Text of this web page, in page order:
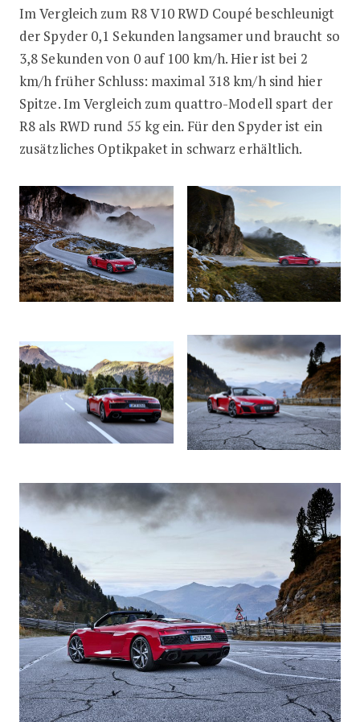
Im Vergleich zum R8 V10 RWD Coupé beschleunigt
der Spyder 0,1 Sekunden langsamer und braucht so
3,8 Sekunden von 0 auf 100 km/h. Hier ist bei 2
km/h früher Schluss: maximal 318 km/h sind hier
Spitze. Im Vergleich zum quattro-Modell spart der
R8 als RWD rund 55 kg ein. Für den Spyder ist ein
zusätzliches Optikpaket in schwarz erhältlich.